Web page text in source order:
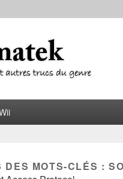
DES MOTS-CLÉS :